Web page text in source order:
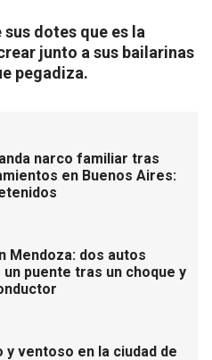
dotes que es la
junto a sus bailarinas
pegadiza.
narco familiar tras
en Buenos Aires:
Mendoza: dos autos
puente tras un choque y
y ventoso en la ciudad de